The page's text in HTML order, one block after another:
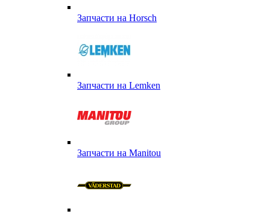
Запчасти на Horsch
Запчасти на Lemken
Запчасти на Manitou